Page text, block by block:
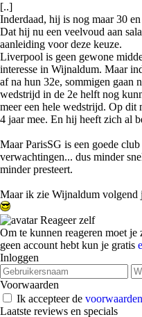
[..]
Inderdaad, hij is nog maar 30
Dat hij nu een veelvoud aan
aanleiding voor deze keuze.
Liverpool is geen gewone
interesse in Wijnaldum. Maar
af na hun 32e, sommigen gaan
wedstrijd in de 2e helft nog
meer een hele wedstrijd. Op
4 jaar mee. En hij heeft zich al
Maar ParisSG is een goede
verwachtingen... dus minder
minder presteert.
Maar ik zie Wijnaldum volgend
Reageer zelf
Om te kunnen reageren moet
geen account hebt kun je gratis
Inloggen
Voorwaarden
Ik accepteer de voorwaarden
Laatste reviews en specials